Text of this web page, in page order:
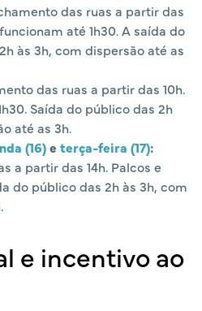
das ruas a partir das
até 1h30. A saída do
às 3h, com dispersão até as
das ruas a partir das 10h.
Saída do público das 2h
até as 3h.
(16)e terça-feira (17):
a partir das 14h. Palcos e
do público das 2h às 3h, com
e incentivo ao